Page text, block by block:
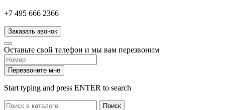
+7 495 666 2366
Заказать звонок
Оставьте свой телефон и мы вам перезвоним
Перезвоните мне
Start typing and press ENTER to search
Поиск